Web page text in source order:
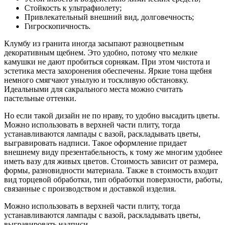
Стойкость к ультрафиолету;
Привлекательный внешний вид, долговечность;
Гигроскопичность.
Клумбу из гранита иногда засыпают разноцветным
декоративным щебнем. Это удобно, потому что мелкие
камушки не дают пробиться сорнякам. При этом чистота и
эстетика места захоронения обеспечены. Яркие тона щебня
немного смягчают унылую и тоскливую обстановку.
Идеальными для сакрального места можно считать
пастельные оттенки.
Но если такой дизайн не по нраву, то удобно высадить цветы.
Можно использовать в верхней части плиту, тогда
устанавливаются лампады с вазой, раскладывать цветы,
выгравировать надписи. Такое оформление придает
внешнему виду презентабельность, к тому же многим удобнее
иметь вазу для живых цветов. Стоимость зависит от размера,
формы, разновидности материала. Также в стоимость входит
вид торцевой обработки, тип обработки поверхности, работы,
связанные с производством и доставкой изделия.
Можно использовать в верхней части плиту, тогда
устанавливаются лампады с вазой, раскладывать цветы,